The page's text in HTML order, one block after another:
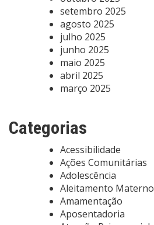
setembro 2025
agosto 2025
julho 2025
junho 2025
maio 2025
abril 2025
março 2025
Categorias
Acessibilidade
Ações Comunitárias
Adolescência
Aleitamento Materno
Amamentação
Aposentadoria